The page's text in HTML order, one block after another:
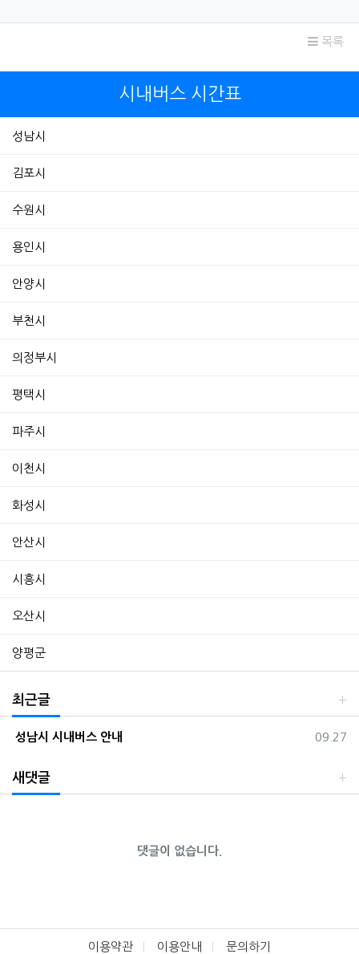
목록
시내버스 시간표
성남시
김포시
수원시
용인시
안양시
부천시
의정부시
평택시
파주시
이천시
화성시
안산시
시흥시
오산시
양평군
최근글
등록일
09.27
성남시 시내버스 안내
새댓글
댓글이 없습니다.
이용약관 이용안내 문의하기